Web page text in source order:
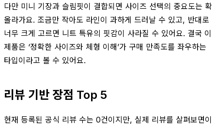
다만 미니 기장과 슬림핏이 결합되면 사이즈 선택의 중요도는 확
올라가요. 조금만 작아도 라인이 과하게 드러날 수 있고, 반대로
너무 크게 고르면 니트 특유의 핏감이 사라질 수 있어요. 결국 이
제품은 ‘정확한 사이즈와 체형 이해’가 구매 만족도를 좌우하는
타입이라고 볼 수 있어요.
리뷰 기반 장점 Top 5
현재 등록된 공식 리뷰 수는 0건이지만, 실제 리뷰를 살펴보면이